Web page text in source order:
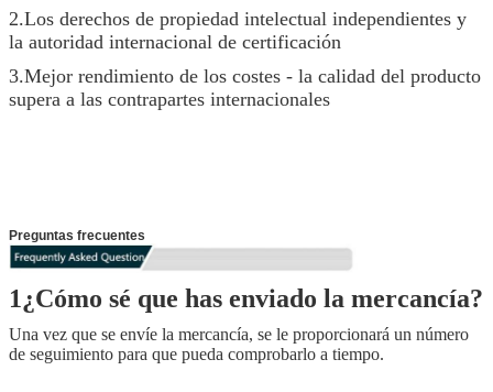
2.Los derechos de propiedad intelectual independientes y
la autoridad internacional de certificación
3.Mejor rendimiento de los costes - la calidad del producto
supera a las contrapartes internacionales
Preguntas frecuentes
1¿Cómo sé que has enviado la mercancía?
Una vez que se envíe la mercancía, se le proporcionará un número
de seguimiento para que pueda comprobarlo a tiempo.